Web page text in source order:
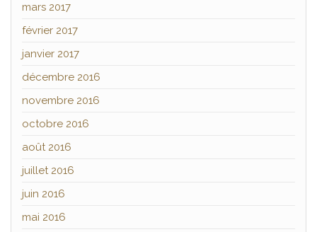
mars 2017
février 2017
janvier 2017
décembre 2016
novembre 2016
octobre 2016
août 2016
juillet 2016
juin 2016
mai 2016